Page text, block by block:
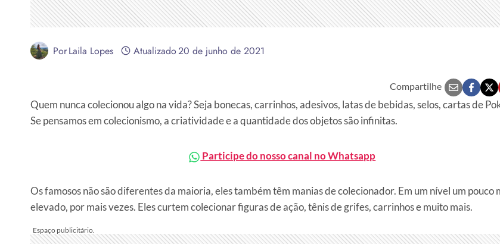
PorLaila Lopes Atualizado20 de junho de 2021
Compartilhe
Quem nunca colecionou algo na vida? Seja bonecas, carrinhos, adesivos, latas de bebidas, selos, cartas de
Se pensamos em colecionismo, a criatividade e a quantidade dos objetos são infinitas.
Participe do nosso canal no Whatsapp
Os famosos não são diferentes da maioria, eles também têm manias de colecionador. Em um nível um pouco
elevado, por mais vezes. Eles curtem colecionar figuras de ação, tênis de grifes, carrinhos e muito mais.